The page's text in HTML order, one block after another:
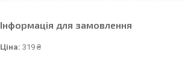
Інформація для замовлення
Ціна: 319 ₴